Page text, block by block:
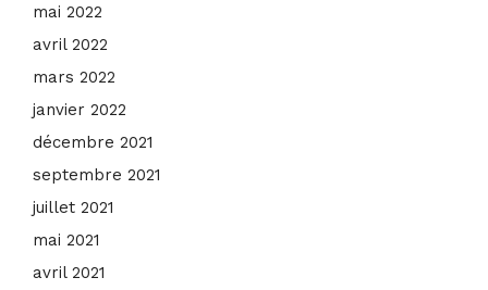
mai 2022
avril 2022
mars 2022
janvier 2022
décembre 2021
septembre 2021
juillet 2021
mai 2021
avril 2021